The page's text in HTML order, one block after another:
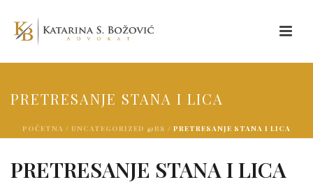
PRETRESANJE STANA I LICA
POČETNA / UNCATEGORIZED @BS / PRETRESANJE STANA I LICA
PRETRESANJE STANA I LICA